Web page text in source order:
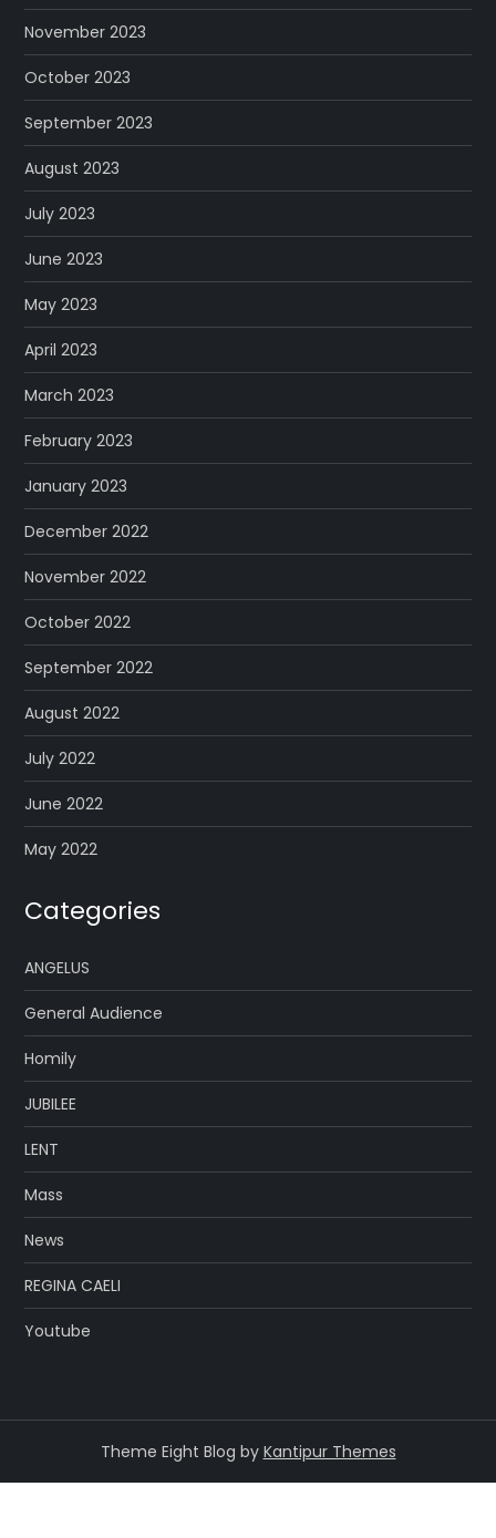
November 2023
October 2023
September 2023
August 2023
July 2023
June 2023
May 2023
April 2023
March 2023
February 2023
January 2023
December 2022
November 2022
October 2022
September 2022
August 2022
July 2022
June 2022
May 2022
Categories
ANGELUS
General Audience
Homily
JUBILEE
LENT
Mass
News
REGINA CAELI
Youtube
Theme Eight Blog by Kantipur Themes